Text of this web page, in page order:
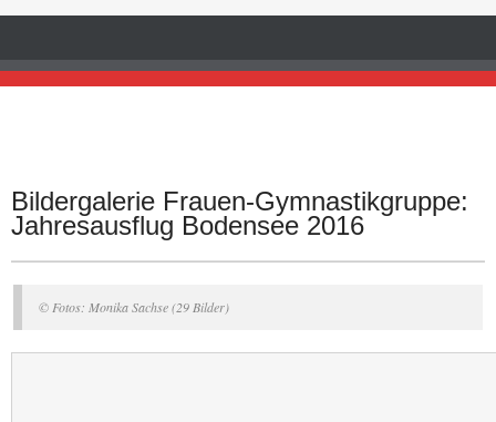
Bildergalerie Frauen-Gymnastikgruppe:
Jahresausflug Bodensee 2016
© Fotos: Monika Sachse (29 Bilder)